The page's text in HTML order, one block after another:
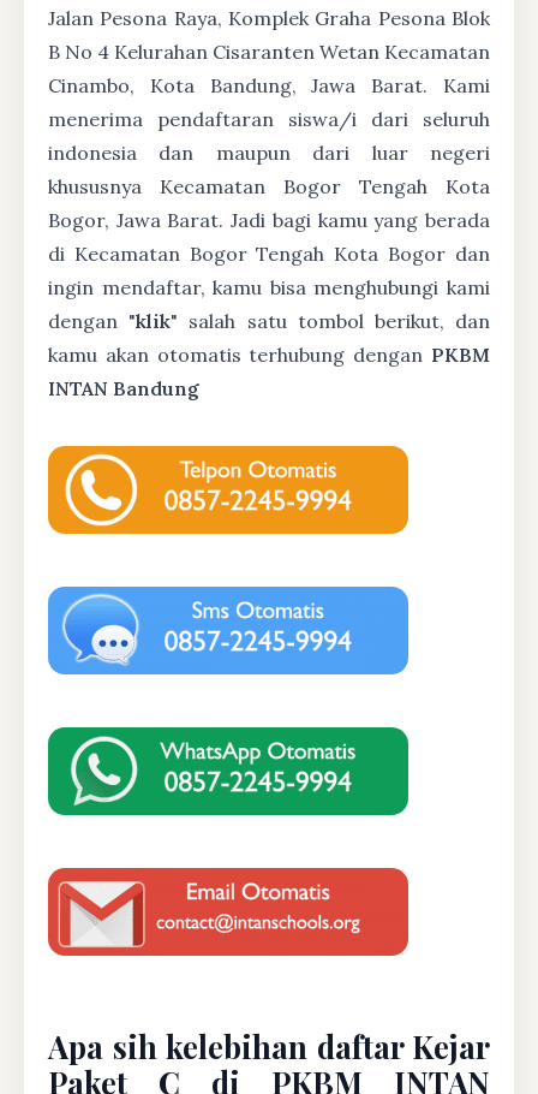
Jalan Pesona Raya, Komplek Graha Pesona Blok
B No 4 Kelurahan Cisaranten Wetan Kecamatan
Cinambo, Kota Bandung, Jawa Barat. Kami
menerima pendaftaran siswa/i dari seluruh
indonesia dan maupun dari luar negeri
khususnya Kecamatan Bogor Tengah Kota
Bogor, Jawa Barat. Jadi bagi kamu yang berada
di Kecamatan Bogor Tengah Kota Bogor dan
ingin mendaftar, kamu bisa menghubungi kami
dengan "klik" salah satu tombol berikut, dan
kamu akan otomatis terhubung dengan PKBM
INTAN Bandung
Apa sih kelebihan daftar Kejar
Paket C di PKBM INTAN